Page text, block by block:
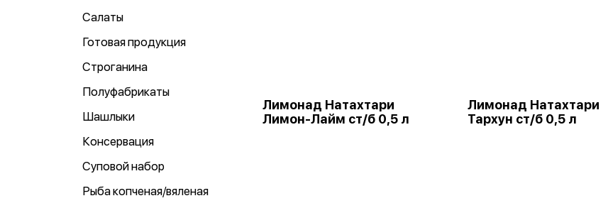
Салаты
Готовая продукция
Строганина
Полуфабрикаты
Шашлыки
Консервация
Суповой набор
Рыба копченая/вяленая
Лимонад Натахтари
Лимон-Лайм ст/б 0,5 л
Лимонад Натахтари
Тархун ст/б 0,5 л